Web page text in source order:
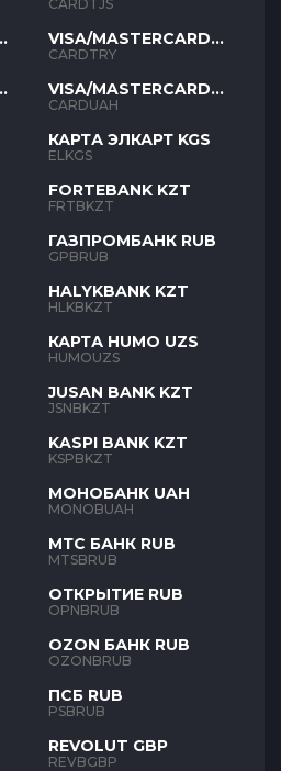
CARDTJS
VISA/MASTERCARD
TYR
CARDTRY
VISA/MASTERCARD
UAH
CARDUAH
КАРТА ЭЛКАРТ KGS
ELKGS
FORTEBANK KZT
FRTBKZT
ГАЗПРОМБАНК RUB
GPBRUB
HALYKBANK KZT
HLKBKZT
КАРТА HUMO UZS
HUMOUZS
JUSAN BANK KZT
JSNBKZT
KASPI BANK KZT
KSPBKZT
МОНОБАНК UAH
MONOBUAH
МТС БАНК RUB
MTSBRUB
ОТКРЫТИЕ RUB
OPNBRUB
OZON БАНК RUB
OZONBRUB
ПСБ RUB
PSBRUB
REVOLUT GBP
REVBGBP